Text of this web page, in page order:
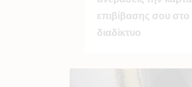
επιβίβασης σου στο
διαδίκτυο